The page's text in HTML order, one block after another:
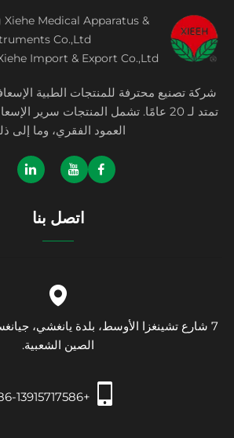
Medical Apparatus &
Co.,Ltd
Import & Export Co.,Ltd.
شركة تصنيع محترفة للمنتجات الطبية
تمتد لـ 20 عامًا. تشمل المنتجات سرير
العمود الفقري، وما إلى
اتصل بنا
الصين الشعبية.
+86-13915717586